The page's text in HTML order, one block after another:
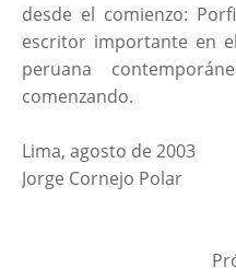
desde el comienzo:
escritor importante en
peruana
comenzando.
Lima, agosto de 2003
Jorge Cornejo Polar